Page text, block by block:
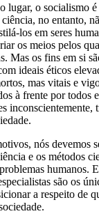
lugar, o socialismo
no entanto,
los em seres
os meios pelos
Mas os fins em si
ideais éticos
mas vitais e
à frente por todos
inconscientemente,
nós devemos
e os métodos
humanos.
são os
a respeito de